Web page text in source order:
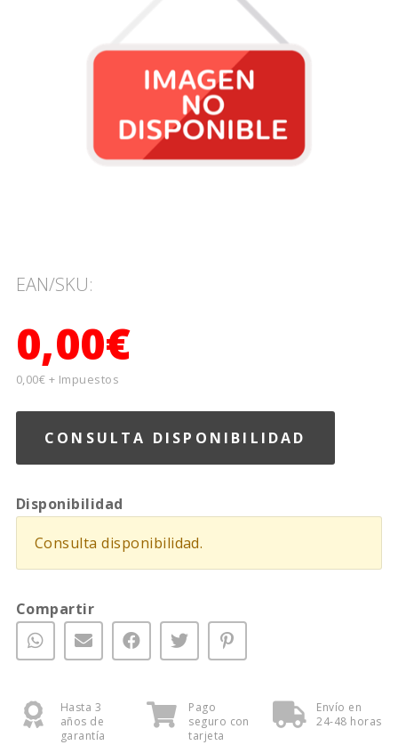
EAN/SKU:
0,00€
0,00€ + Impuestos
CONSULTA DISPONIBILIDAD
Disponibilidad
Consulta disponibilidad.
Compartir
Hasta 3
años de
garantía
Pago
seguro con
tarjeta
Envío en
24-48 horas